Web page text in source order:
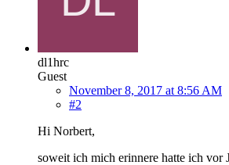
dl1hrc
Guest
November 8, 2017 at 8:56 AM
#2
Hi Norbert,
soweit ich mich erinnere hatte ich vor